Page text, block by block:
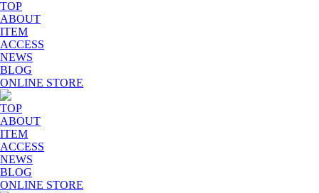
TOP
ABOUT
ITEM
ACCESS
NEWS
BLOG
ONLINE STORE
TOP
ABOUT
ITEM
ACCESS
NEWS
BLOG
ONLINE STORE